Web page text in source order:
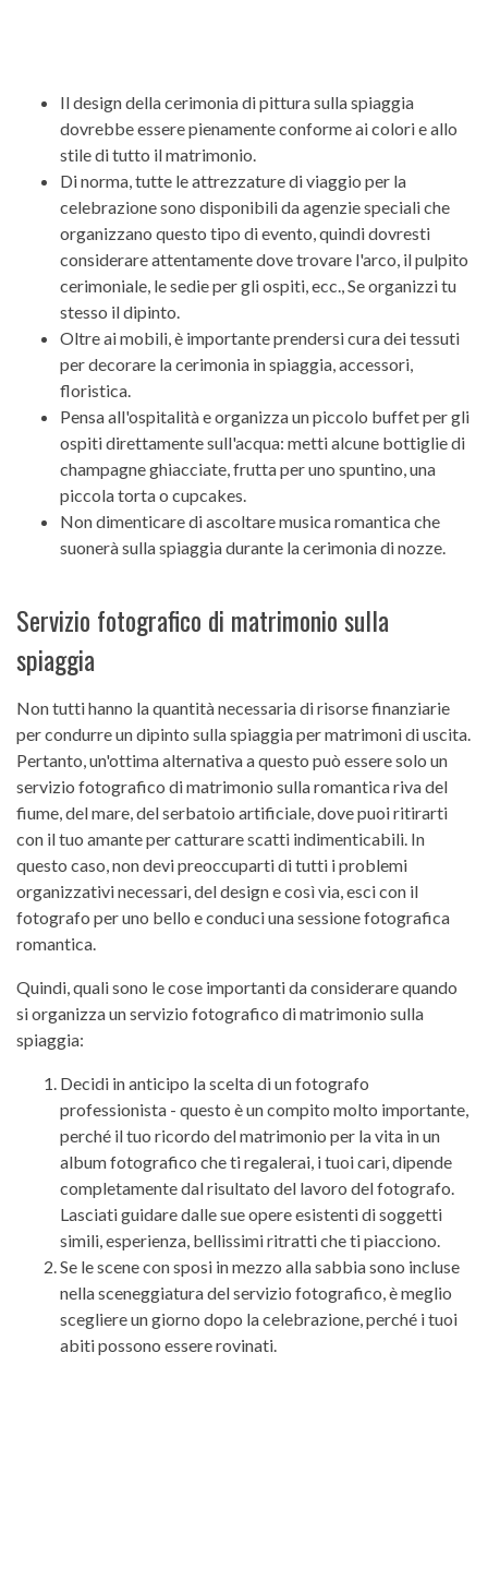
Il design della cerimonia di pittura sulla spiaggia
dovrebbe essere pienamente conforme ai colori e allo
stile di tutto il matrimonio.
Di norma, tutte le attrezzature di viaggio per la
celebrazione sono disponibili da agenzie speciali che
organizzano questo tipo di evento, quindi dovresti
considerare attentamente dove trovare l'arco, il pulpito
cerimoniale, le sedie per gli ospiti, ecc., Se organizzi tu
stesso il dipinto.
Oltre ai mobili, è importante prendersi cura dei tessuti
per decorare la cerimonia in spiaggia, accessori,
floristica.
Pensa all'ospitalità e organizza un piccolo buffet per gli
ospiti direttamente sull'acqua: metti alcune bottiglie di
champagne ghiacciate, frutta per uno spuntino, una
piccola torta o cupcakes.
Non dimenticare di ascoltare musica romantica che
suonerà sulla spiaggia durante la cerimonia di nozze.
Servizio fotografico di matrimonio sulla
spiaggia
Non tutti hanno la quantità necessaria di risorse finanziarie
per condurre un dipinto sulla spiaggia per matrimoni di uscita.
Pertanto, un'ottima alternativa a questo può essere solo un
servizio fotografico di matrimonio sulla romantica riva del
fiume, del mare, del serbatoio artificiale, dove puoi ritirarti
con il tuo amante per catturare scatti indimenticabili. In
questo caso, non devi preoccuparti di tutti i problemi
organizzativi necessari, del design e così via, esci con il
fotografo per uno bello e conduci una sessione fotografica
romantica.
Quindi, quali sono le cose importanti da considerare quando
si organizza un servizio fotografico di matrimonio sulla
spiaggia:
Decidi in anticipo la scelta di un fotografo
professionista - questo è un compito molto importante,
perché il tuo ricordo del matrimonio per la vita in un
album fotografico che ti regalerai, i tuoi cari, dipende
completamente dal risultato del lavoro del fotografo.
Lasciati guidare dalle sue opere esistenti di soggetti
simili, esperienza, bellissimi ritratti che ti piacciono.
Se le scene con sposi in mezzo alla sabbia sono incluse
nella sceneggiatura del servizio fotografico, è meglio
scegliere un giorno dopo la celebrazione, perché i tuoi
abiti possono essere rovinati.